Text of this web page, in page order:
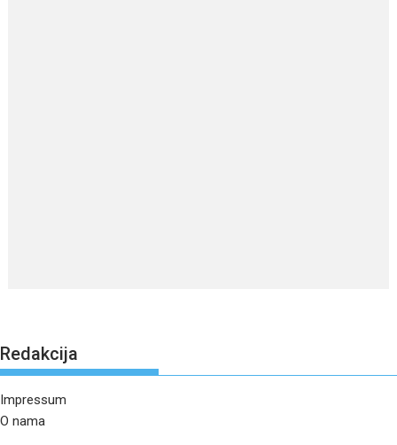
Redakcija
Impressum
O nama